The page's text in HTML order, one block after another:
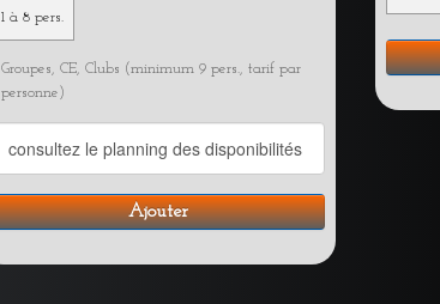
1 à 8 pers.
Groupes, CE, Clubs (minimum 9 pers., tarif par
personne)
Ajouter